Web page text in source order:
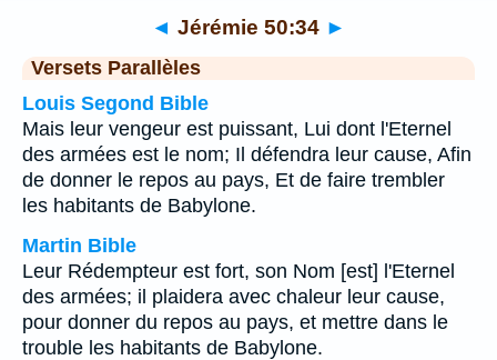
◄ Jérémie 50:34 ►
Versets Parallèles
Louis Segond Bible
Mais leur vengeur est puissant, Lui dont l'Eternel
des armées est le nom; Il défendra leur cause, Afin
de donner le repos au pays, Et de faire trembler
les habitants de Babylone.
Martin Bible
Leur Rédempteur est fort, son Nom [est] l'Eternel
des armées; il plaidera avec chaleur leur cause,
pour donner du repos au pays, et mettre dans le
trouble les habitants de Babylone.